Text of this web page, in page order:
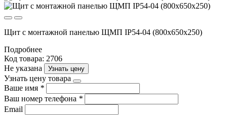
Щит с монтажной панелью ЩМП IP54-04 (800х650х250)
Подробнее
Код товара: 2706
Не указана
Узнать цену
Узнать цену товара
Ваше имя *
Ваш номер телефона *
Email